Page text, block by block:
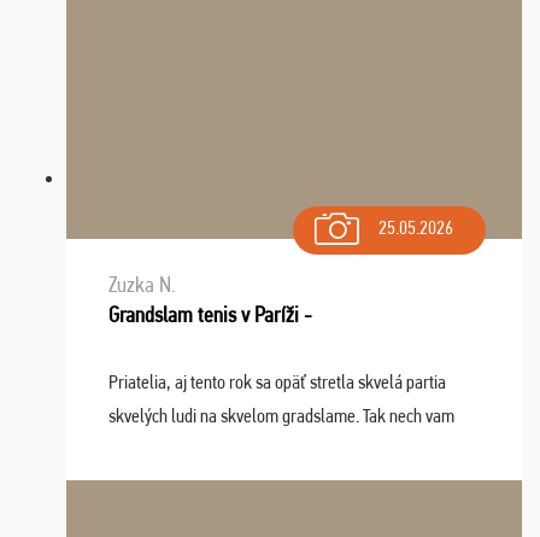
25.05.2026
Zuzka N.
Grandslam tenis v Paríži -
Priatelia, aj tento rok sa opäť stretla skvelá partia
skvelých ludi na skvelom gradslame. Tak nech vam
sa na budúci rok. Prajem vam este veľa ta ...